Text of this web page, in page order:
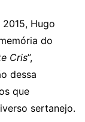
Hugo
do
Cris”,
dessa
que
sertanejo.